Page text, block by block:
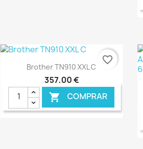
Ver+
Brother TN910 XXL C
357,00 €
 COMPRAR
favorite_border